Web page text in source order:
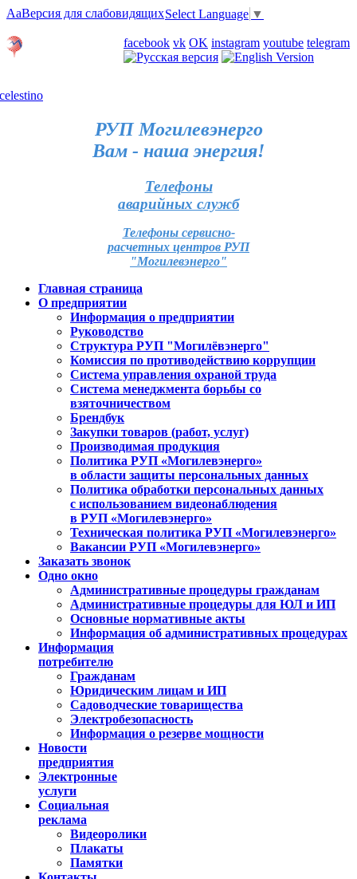
AaВерсия для слабовидящихSelect Language ▼
facebook vk OK instagram youtube telegram
РУП Могилевэнерго
Вам - наша энергия!
Телефоны
аварийных служб
Телефоны сервисно-
расчетных центров РУП
"Могилевэнерго"
Главная страница
О предприятии
Информация о предприятии
Руководство
Структура РУП "Могилёвэнерго"
Комиссия по противодействию коррупции
Система управления охраной труда
Система менеджмента борьбы со
взяточничеством
Брендбук
Закупки товаров (работ, услуг)
Производимая продукция
Политика РУП «Могилевэнерго»
в области защиты персональных данных
Политика обработки персональных данных
с использованием видеонаблюдения
в РУП «Могилевэнерго»
Техническая политика РУП «Могилевэнерго»
Вакансии РУП «Могилевэнерго»
Заказать звонок
Одно окно
Административные процедуры гражданам
Административные процедуры для ЮЛ и ИП
Основные нормативные акты
Информация об административных процедурах
Информация
потребителю
Гражданам
Юридическим лицам и ИП
Садоводческие товарищества
Электробезопасность
Информация о резерве мощности
Новости
предприятия
Электронные
услуги
Социальная
реклама
Видеоролики
Плакаты
Памятки